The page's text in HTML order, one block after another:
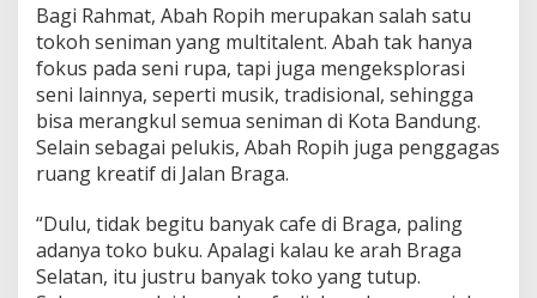
Bagi Rahmat, Abah Ropih merupakan salah satu
tokoh seniman yang multitalent. Abah tak hanya
fokus pada seni rupa, tapi juga mengeksplorasi
seni lainnya, seperti musik, tradisional, sehingga
bisa merangkul semua seniman di Kota Bandung.
Selain sebagai pelukis, Abah Ropih juga penggagas
ruang kreatif di Jalan Braga.
“Dulu, tidak begitu banyak cafe di Braga, paling
adanya toko buku. Apalagi kalau ke arah Braga
Selatan, itu justru banyak toko yang tutup.